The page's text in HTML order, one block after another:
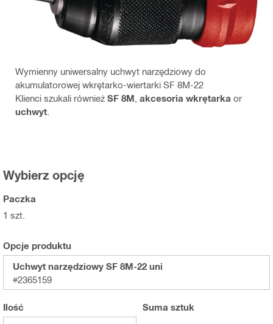
Wymienny uniwersalny uchwyt narzędziowy do
akumulatorowej wkrętarko-wiertarki SF 8M-22
Klienci szukali również SF 8M akcesoria wkrętarka or
uchwyt
Wybierz opcję
Paczka
1 szt.
Opcje produktu
Uchwyt narzędziowy SF 8M-22 uni
#2365159
Ilość Suma sztuk